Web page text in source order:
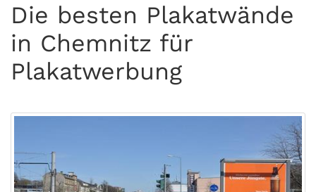
Die besten Plakatwände
in Chemnitz für
Plakatwerbung